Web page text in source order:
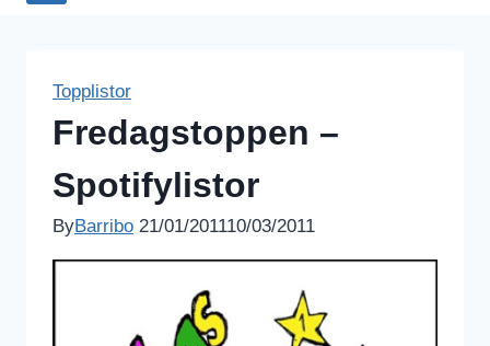
Topplistor
Fredagstoppen –
Spotifylistor
ByBarribo 21/01/201110/03/2011